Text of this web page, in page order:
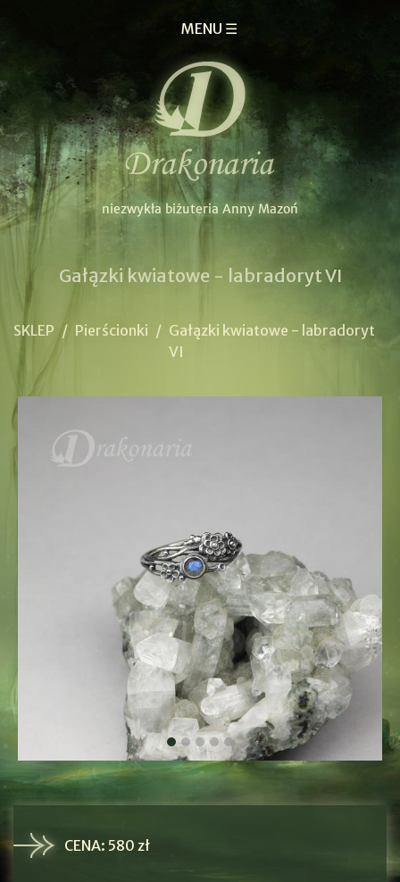
MENU ☰
Gałązki kwiatowe - labradoryt VI
SKLEP / Pierścionki / Gałązki kwiatowe - labradoryt
VI
CENA: 580 zł